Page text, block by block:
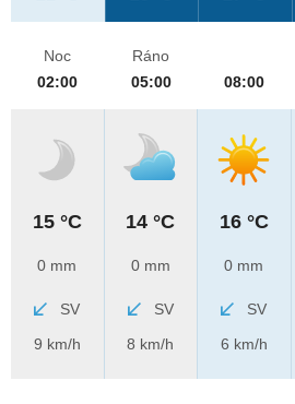
Noc
02:00
15 °C
0 mm
SV
9 km/h
Ráno
05:00
14 °C
0 mm
SV
8 km/h
08:00
16 °C
0 mm
SV
6 km/h